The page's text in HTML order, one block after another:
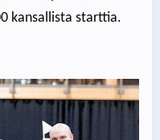
kansallista starttia.